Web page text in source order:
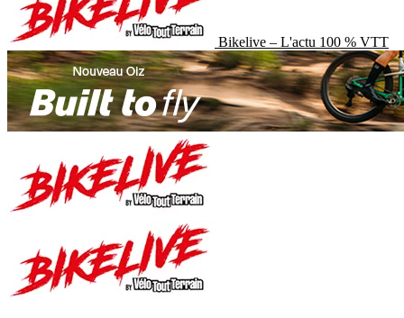
Bikelive – L'actu 100 % VTT